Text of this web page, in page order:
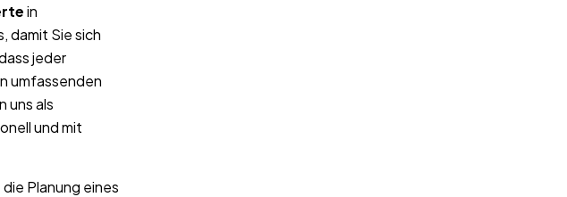
in
damit Sie sich
jeder
umfassenden
uns als
und mit
Planung eines